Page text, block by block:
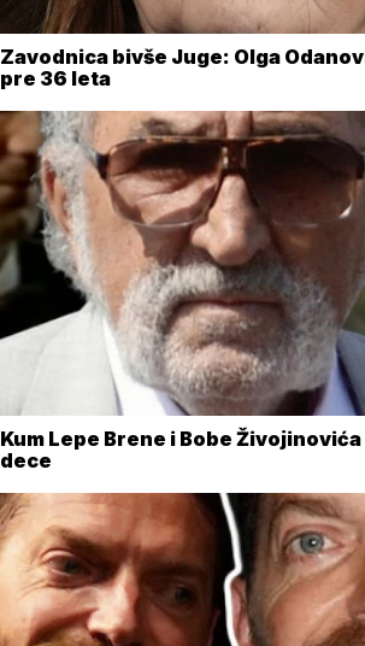
Zavodnica bivše Juge: Olga
pre 36 leta
Kum Lepe Brene i Bobe
dece